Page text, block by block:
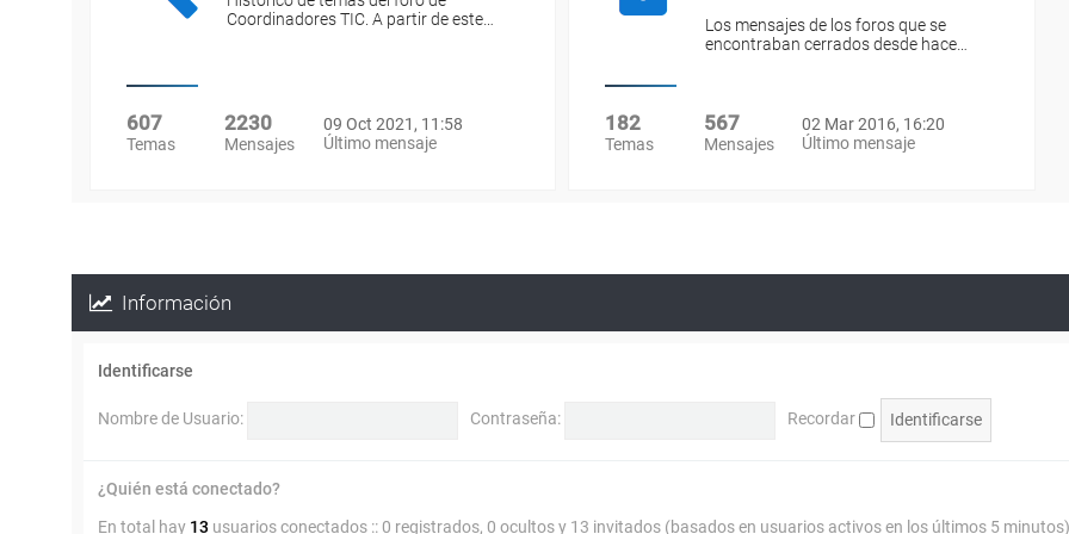
Coordinadores TIC. A partir de este…
607
Temas
2230
Mensajes
09 Oct 2021, 11:58
Último mensaje
Los mensajes de los foros que se
encontraban cerrados desde hace…
182
Temas
567
Mensajes
02 Mar 2016, 16:20
Último mensaje
Información
Identificarse
Nombre de Usuario: Contraseña: Recordar
¿Quién está conectado?
En total hay 13 usuarios conectados :: 0 registrados, 0 ocultos y 13 invitados (basados en usuarios activos en los últimos 5 minutos)